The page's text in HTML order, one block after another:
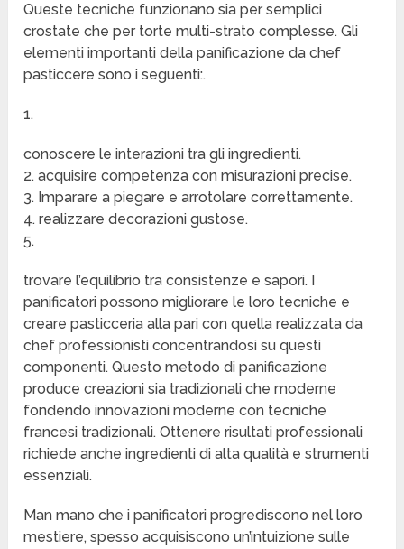
Queste tecniche funzionano sia per semplici
crostate che per torte multi-strato complesse. Gli
elementi importanti della panificazione da chef
pasticcere sono i seguenti:.
1.
conoscere le interazioni tra gli ingredienti.
2. acquisire competenza con misurazioni precise.
3. Imparare a piegare e arrotolare correttamente.
4. realizzare decorazioni gustose.
5.
trovare l’equilibrio tra consistenze e sapori. I
panificatori possono migliorare le loro tecniche e
creare pasticceria alla pari con quella realizzata da
chef professionisti concentrandosi su questi
componenti. Questo metodo di panificazione
produce creazioni sia tradizionali che moderne
fondendo innovazioni moderne con tecniche
francesi tradizionali. Ottenere risultati professionali
richiede anche ingredienti di alta qualità e strumenti
essenziali.
Man mano che i panificatori progrediscono nel loro
mestiere, spesso acquisiscono un’intuizione sulle